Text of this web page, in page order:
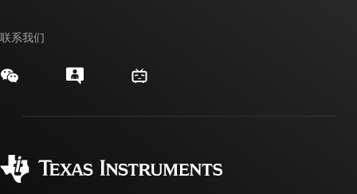
活动
投资者关系
myTI 帐户常见问题解答
发货、付款和税费
联系我们